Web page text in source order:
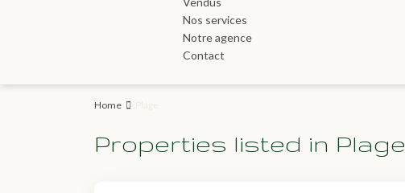
Nos services
Notre agence
Contact
Home
Properties listed in Plage